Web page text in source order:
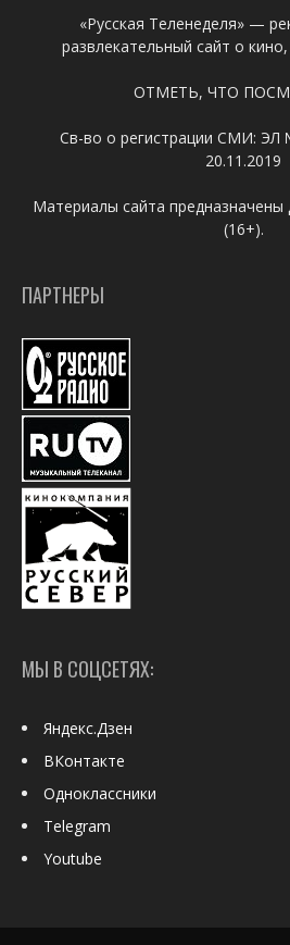
«Русская Теленеделя» —
развлекательный сайт о
ОТМЕТЬ, ЧТО
Св-во о регистрации СМИ: ЭЛ
20.11.2019
Материалы сайта предназначены
(16+).
ПАРТНЕРЫ
МЫ В СОЦСЕТЯХ:
Яндекс.Дзен
ВКонтакте
Одноклассники
Telegram
Youtube